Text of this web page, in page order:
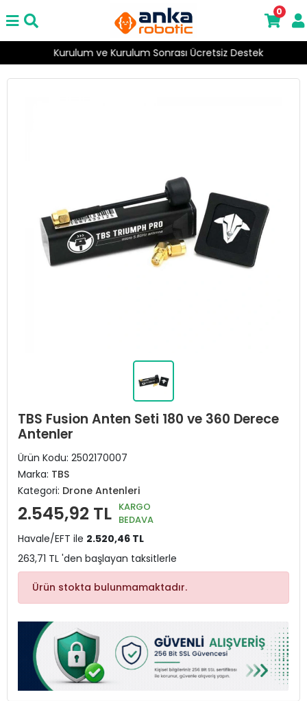
Kurulum ve Kurulum Sonrası Ücretsiz Destek
0
TBS Fusion Anten Seti 180 ve 360 Derece
Antenler
Ürün Kodu: 2502170007
Marka: TBS
Kategori: Drone Antenleri
2.545,92 TL KARGO
BEDAVA
Havale/EFT ile 2.520,46 TL
263,71 TL 'den başlayan taksitlerle
Ürün stokta bulunmamaktadır.